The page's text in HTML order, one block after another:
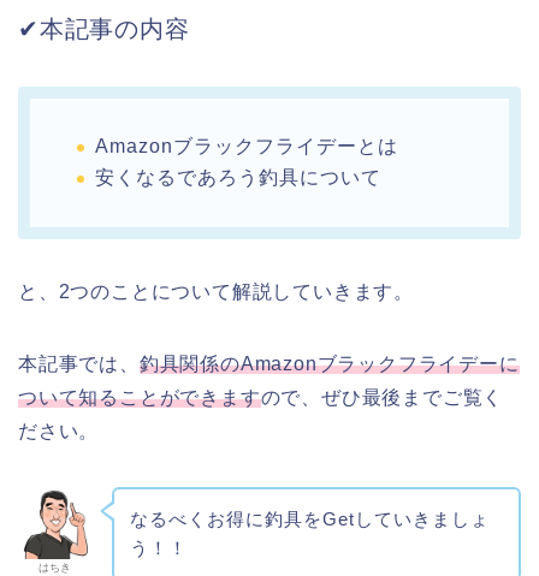
✔︎本記事の内容
Amazonブラックフライデーとは
安くなるであろう釣具について
と、2つのことについて解説していきます。
本記事では、 釣具関係のAmazonブラックフライデーに
ついて知ることができますので、ぜひ最後までご覧く
ださい。
はちき
なるべくお得に釣具をGetしていきましょ
う！！